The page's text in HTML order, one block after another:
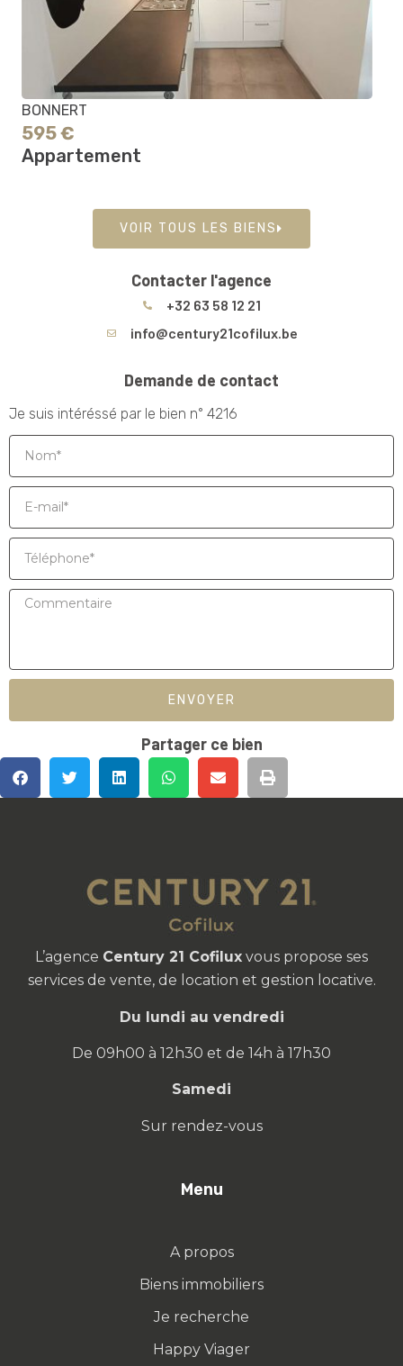
BONNERT
595 €
Appartement
VOIR TOUS LES BIENS
Contacter l'agence
+32 63 58 12 21
info@century21cofilux.be
Demande de contact
Je suis intéréssé par le bien n° 4216
ENVOYER
Partager ce bien
L’agence Century 21 Cofilux vous propose ses
services de vente, de location et gestion locative.
Du lundi au vendredi
De 09h00 à 12h30 et de 14h à 17h30
Samedi
Sur rendez-vous
Menu
A propos
Biens immobiliers
Je recherche
Happy Viager